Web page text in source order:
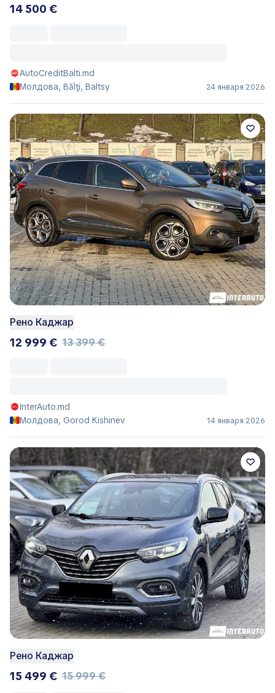
14 500 €
AutoCreditBalti.md
Молдова, Bălţi, Baltsy
24 января 2026
Рено Каджар
12 999 € 13 399 €
InterAuto.md
Молдова, Gorod Kishinëv
14 января 2026
Рено Каджар
15 499 € 15 999 €